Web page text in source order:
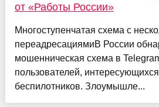
от «Работы России»
Многоступенчатая схема с
переадресациямиВ России
мошенническая схема в
пользователей,
беспилотников. Злоумышле...